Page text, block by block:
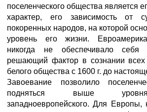
поселенческого общества является
характер, его зависимость от
покоренных народов, на которой
уровень его жизни.
никогда не обеспечивало себя
решающий фактор в сознании всех
белого общества с 1600 г. до
Завоевание позволило
подняться выше
западноевропейского. Для Европы,